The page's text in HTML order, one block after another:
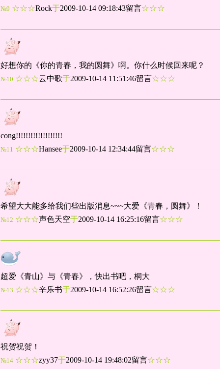
№9 ☆☆☆Rock于2009-10-14 09:18:43留言☆☆☆
好想你的《你的青春，我的圆舞》啊。你什么时候回来呢？
№10 ☆☆☆云中歌于2009-10-14 11:51:46留言☆☆☆
cong!!!!!!!!!!!!!!!!!!!
№11 ☆☆☆Hansee于2009-10-14 12:34:44留言☆☆☆
希望大大能多给我们些出版消息~~~大爱《青春，圆舞》！
№12 ☆☆☆声色天空于2009-10-14 16:25:16留言☆☆☆
超爱《青山》与《青春》，快出书吧，桐大
№13 ☆☆☆辛乐书于2009-10-14 16:52:26留言☆☆☆
祝贺祝贺！
№14 ☆☆☆zyy37于2009-10-14 19:48:02留言☆☆☆